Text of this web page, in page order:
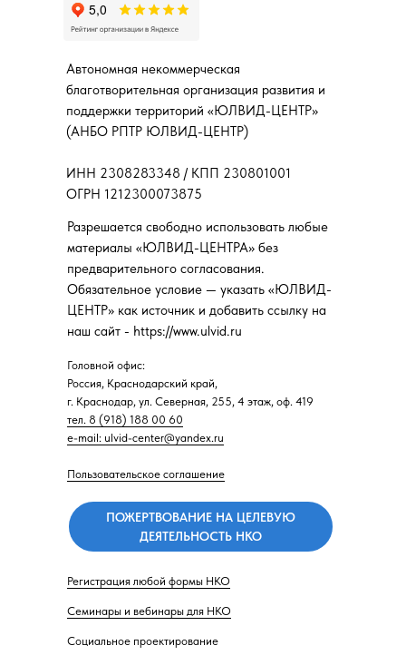
Регистрация любой формы НКО
Семинары и вебинары для НКО
Социальное проектирование
Головной офис:
Россия, Краснодарский край,
г. Краснодар, ул. Северная, 255, 4 этаж, оф. 419
тел. 8 (918) 188 00 60
e-mail: ulvid-center@yandex.ru
Пользовательское соглашение
Разрешается свободно использовать любые
материалы «ЮЛВИД-ЦЕНТРА» без
предварительного согласования.
Обязательное условие — указать «ЮЛВИД-
ЦЕНТР» как источник и добавить ссылку на
наш сайт - https://www.ulvid.ru
Автономная некоммерческая
благотворительная организация развития и
поддержки территорий «ЮЛВИД-ЦЕНТР»
(АНБО РПТР ЮЛВИД-ЦЕНТР)
ИНН 2308283348 / КПП 230801001
ОГРН 1212300073875
ПОЖЕРТВОВАНИЕ НА ЦЕЛЕВУЮ
ДЕЯТЕЛЬНОСТЬ НКО